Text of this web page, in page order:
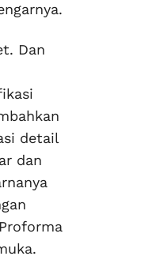
Dan
detail
dan